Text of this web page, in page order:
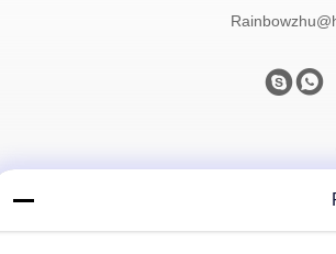
للحصول على خصومات وأكثر.